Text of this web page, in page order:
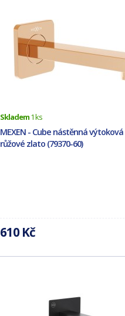
Skladem1 ks
MEXEN - Cube nástěnná
růžové zlato (79370-60)
610 Kč